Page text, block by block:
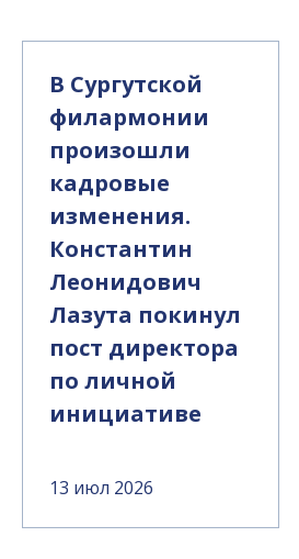
В Сургутской
филармонии
произошли
кадровые
изменения.
Константин
Леонидович
Лазута покинул
пост директора
по личной
инициативе
13 июл 2026